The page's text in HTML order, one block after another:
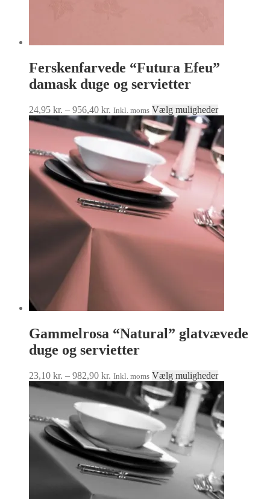
Ferskenfarvede “Futura Efeu”
damask duge og servietter
24,95 kr. – 956,40 kr. Prisinterval:
24,95 kr.
til
956,40 kr.
Inkl. moms Vælg mulighederDette
har
flere
varianter.
Mulighederne
kan
varesiden
Gammelrosa “Natural” glatvævede
duge og servietter
23,10 kr. – 982,90 kr. Prisinterval:
23,10 kr.
982,90 kr.
Inkl. moms Vælg mulighederDette
har
flere
varianter.
Mulighederne
kan
varesiden